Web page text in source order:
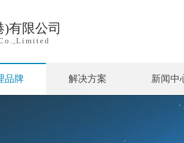
有限公司
品牌 解决方案 新闻中